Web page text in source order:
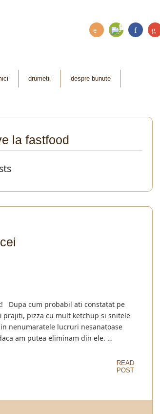
drumetii despre bunute
la fastfood
Dupa cum probabil ati constatat pe
prajiti, pizza cu mult ketchup si snitele
nenumaratele lucruri nesanatoase
am putea eliminam din ele. …
READ
POST